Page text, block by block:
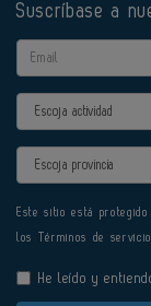
Suscríbase a
Email
Actividad
Provincia
Este sitio está
los Términos de servicio
He leído y